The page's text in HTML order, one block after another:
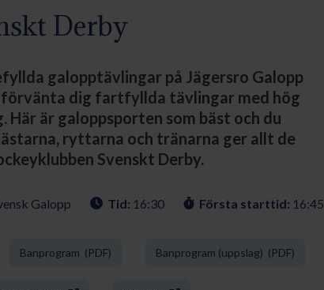
Derby
galopptävlingar på Jägersro Galopp
förvänta dig fartfyllda tävlingar med hög
Här är galoppsporten som bäst och du
ryttarna och tränarna ger allt de
Svenskt Derby.
Galopp Tid: 16:30 Första starttid: 16:45
Banprogram (PDF) Banprogram (uppslag) (PDF)